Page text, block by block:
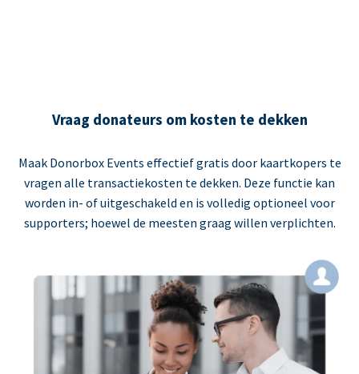
Vraag donateurs om kosten te dekken
Maak Donorbox Events effectief gratis door kaartkopers te
vragen alle transactiekosten te dekken. Deze functie kan
worden in- of uitgeschakeld en is volledig optioneel voor
supporters; hoewel de meesten graag willen verplichten.